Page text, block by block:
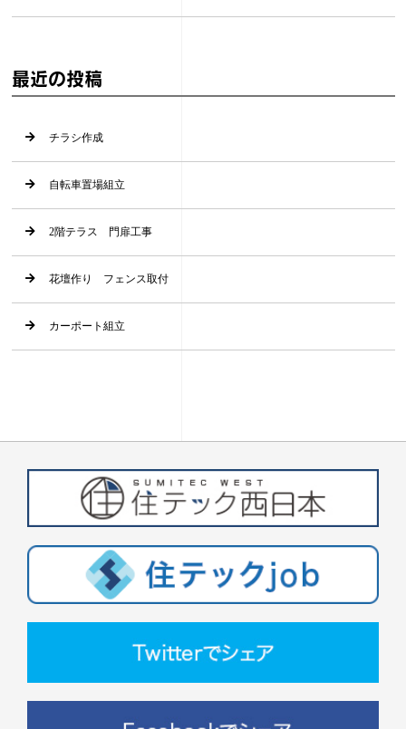
最近の投稿
チラシ作成
自転車置場組立
2階テラス 門扉工事
花壇作り フェンス取付
カーポート組立